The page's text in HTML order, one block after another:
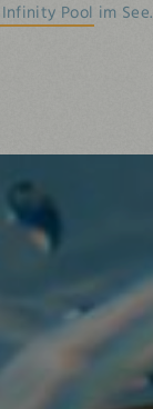
Pool im See.